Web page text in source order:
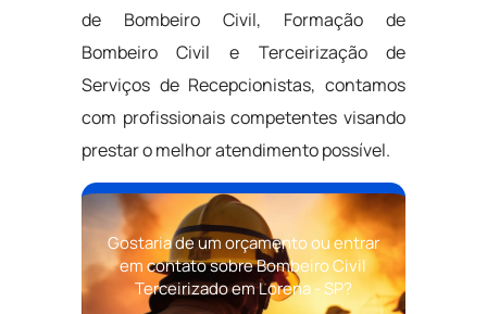
de Bombeiro Civil, Formação de
Bombeiro Civil e Terceirização de
Serviços de Recepcionistas, contamos
com profissionais competentes visando
prestar o melhor atendimento possível.
Gostaria de um orçamento ou entrar
em contato sobre Bombeiro Civil
Terceirizado em Lorena - SP?